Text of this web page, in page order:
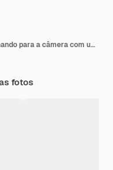
Último homem de camisa roxa olhando para a câmera com um sorriso confiante no rosto apontando com o dedo indicador para o lado em pé sobre o verde
fotos